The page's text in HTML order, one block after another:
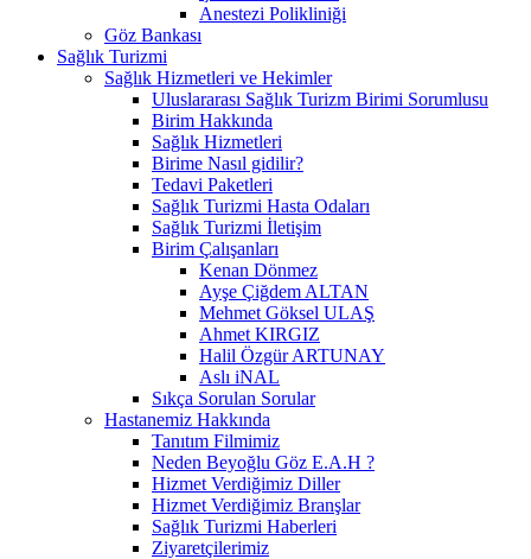
Anestezi Polikliniği
Göz Bankası
Sağlık Turizmi
Sağlık Hizmetleri ve Hekimler
Uluslararası Sağlık Turizm Birimi Sorumlusu
Birim Hakkında
Sağlık Hizmetleri
Birime Nasıl gidilir?
Tedavi Paketleri
Sağlık Turizmi Hasta Odaları
Sağlık Turizmi İletişim
Birim Çalışanları
Kenan Dönmez
Ayşe Çiğdem ALTAN
Mehmet Göksel ULAŞ
Ahmet KIRGIZ
Halil Özgür ARTUNAY
Aslı iNAL
Sıkça Sorulan Sorular
Hastanemiz Hakkında
Tanıtım Filmimiz
Neden Beyoğlu Göz E.A.H ?
Hizmet Verdiğimiz Diller
Hizmet Verdiğimiz Branşlar
Sağlık Turizmi Haberleri
Ziyaretçilerimiz